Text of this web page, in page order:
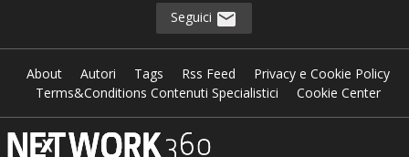
Seguici
About Autori Tags Rss Feed
Privacy e Cookie Policy
Terms&Conditions Contenuti Specialistici
Cookie Center